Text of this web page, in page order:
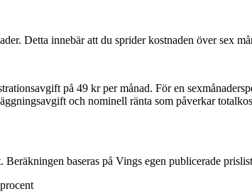
Detta innebär att du sprider kostnaden över sex
på 49 kr per månad. För en
och nominell ränta som påverkar
baseras på Vings egen publicerade